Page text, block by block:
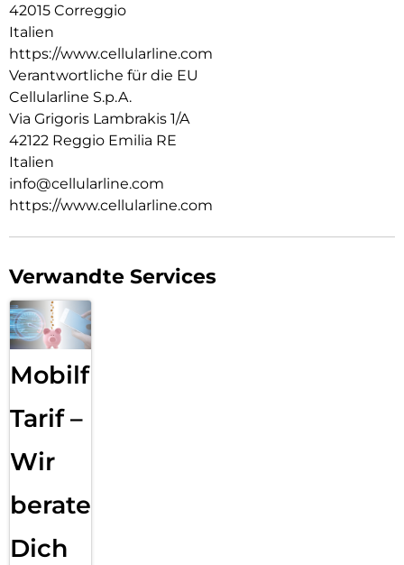
42015 Correggio
Italien
https://www.cellularline.com
Verantwortliche für die EU
Cellularline S.p.A.
Via Grigoris Lambrakis 1/A
42122 Reggio Emilia RE
Italien
info@cellularline.com
https://www.cellularline.com
Verwandte Services
Mobilfunk
Tarif –
Wir
beraten
Dich